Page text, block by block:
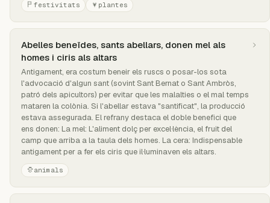
festivitats plantes
Abelles beneïdes, sants abellars, donen mel als
homes i ciris als altars
Antigament, era costum beneir els ruscs o posar-los sota
l'advocació d'algun sant (sovint Sant Bernat o Sant Ambròs,
patró dels apicultors) per evitar que les malalties o el mal temps
mataren la colònia. Si l'abellar estava "santificat", la producció
estava assegurada. El refrany destaca el doble benefici que
ens donen: La mel: L'aliment dolç per excel·lència, el fruit del
camp que arriba a la taula dels homes. La cera: Indispensable
antigament per a fer els ciris que il·luminaven els altars.
animals